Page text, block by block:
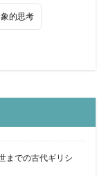
的思考
までの古代ギリシ